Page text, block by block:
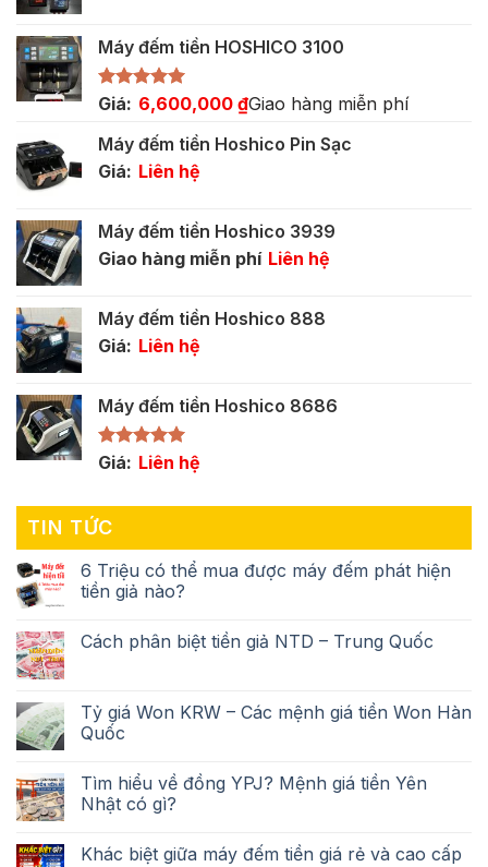
Máy đếm tiền HOSHICO 3100
Được xếp
5.00
5 sao
Giá: 6,600,000 ₫Giao hàng miễn phí
Máy đếm tiền Hoshico Pin Sạc
Giá: Liên hệ
Máy đếm tiền Hoshico 3939
Giao hàng miễn phí Liên hệ
Máy đếm tiền Hoshico 888
Giá: Liên hệ
Máy đếm tiền Hoshico 8686
Được xếp
Giá: Liên hệ
TIN TỨC
6 Triệu có thể mua được máy đếm phát hiện
tiền giả nào?
Cách phân biệt tiền giả NTD – Trung Quốc
Tỷ giá Won KRW – Các mệnh giá tiền Won Hàn
Quốc
Tìm hiểu về đồng YPJ? Mệnh giá tiền Yên
Nhật có gì?
Khác biệt giữa máy đếm tiền giá rẻ và cao cấp